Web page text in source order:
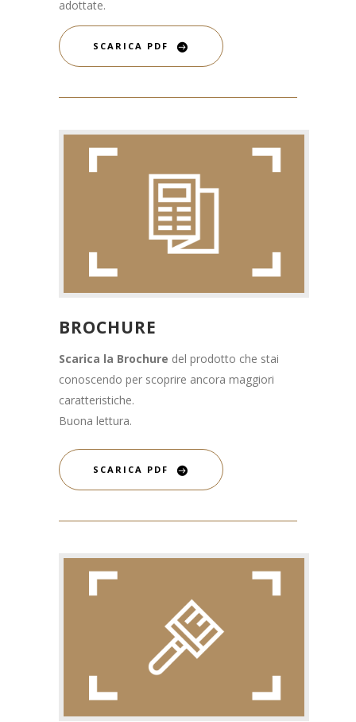
adottate.
SCARICA PDF
BROCHURE
Scarica la Brochure del prodotto che stai
conoscendo per scoprire ancora maggiori
caratteristiche.
Buona lettura.
SCARICA PDF